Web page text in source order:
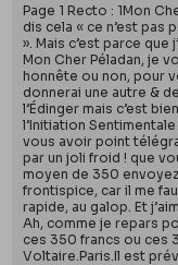
Page 1 Recto : 1Mon
dis cela « ce n’est pas
». Mais c’est parce
Mon Cher Péladan, je
honnête ou non, pour
donnerai une autre &
l’Édinger mais c’est
l’Initiation
vous avoir point
par un joli froid ! que
moyen de 350
frontispice, car il me
rapide, au galop. Et
Ah, comme je repars
ces 350 francs ou ces
Voltaire.Paris.Il est